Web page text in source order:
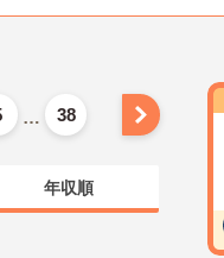
… 38
年収順